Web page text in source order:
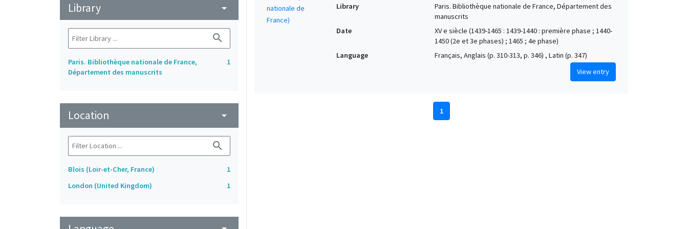
Library arrow_drop_down
search
Paris. Bibliothèque nationale de France,
Département des manuscrits
1
Location arrow_drop_down
search
Blois (Loir-et-Cher, France)
1
London (United Kingdom)
1
Library
Paris. Bibliothèque nationale de France, Département des
manuscrits
Date
XV e siècle (1439-1465 : 1439-1440 : première phase ; 1440-
1450 (2e et 3e phases) ; 1465 ; 4e phase)
Language
Français, Anglais (p. 310-313, p. 346) , Latin (p. 347)
View entry
1